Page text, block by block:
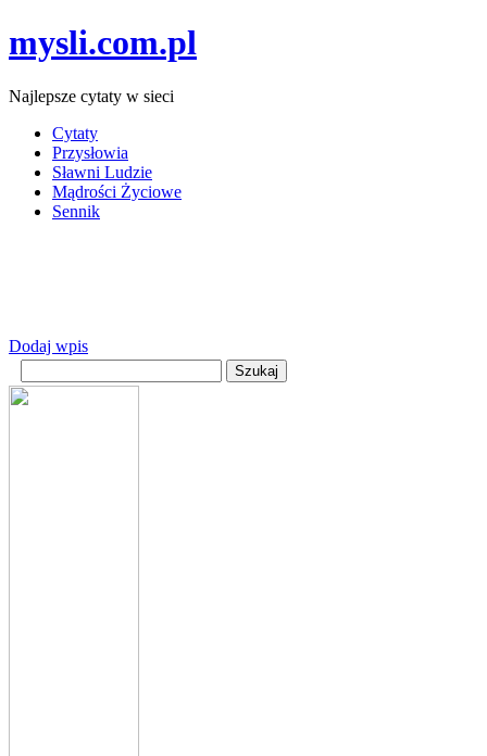
mysli.com.pl
Najlepsze cytaty w sieci
Cytaty
Przysłowia
Sławni Ludzie
Mądrości Życiowe
Sennik
Dodaj wpis